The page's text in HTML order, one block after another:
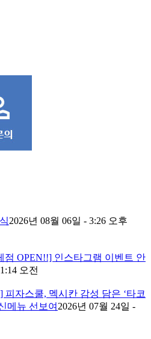
2026년 08월 06일 - 3:26 오후
점 OPEN!!] 인스타그램 이벤트 안
오전
자스쿨, 멕시칸 감성 담은 ‘타코
메뉴 선보여 2026년 07월 24일 -